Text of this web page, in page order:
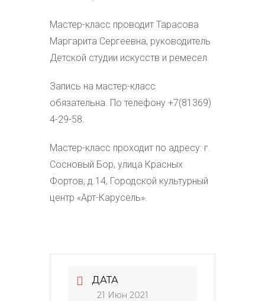
Мастер-класс проводит Тарасова
Маргарита Сергеевна, руководитель
Детской студии искусств и ремесел.
Запись на мастер-класс
обязательна. По телефону +7(81369)
4-29-58.
Мастер-класс проходит по адресу: г.
Сосновый Бор, улица Красных
Фортов, д.14, Городской культурный
центр «Арт-Карусель».
ДАТА
21 Июн 2021